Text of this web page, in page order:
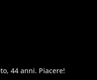
44 anni. Piacere!